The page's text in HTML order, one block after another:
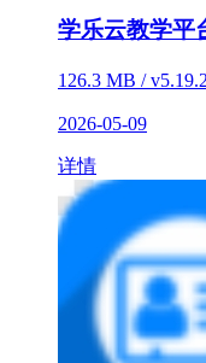
学乐云教学平
126.3 MB /
2026-05-09
详情